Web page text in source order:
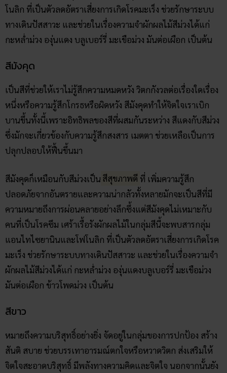
โนลิก ที่เป็นตัวลดอัตราเสี่ยงการเกิดโรคมะเร็ง ช่วยรักษาระบบ
ทางเดินปัสสาวะ และช่วยในเรื่องความจำผักผลไม้สีม่วงได้แก่
กะหล่ำม่วง องุ่นแดง บลูเบอร์รี่ มะเขือม่วง มันต่อเผือก เป็นต้น
สีมังคุด
เป็นสีที่ช่วยให้เราไม่รู้สึกความหมดหวัง วิตกกังวลต่อเรื่องใดเรื่อง
หนึ่งหรือความรู้สึกโกรธหรือผิดหวัง สีมังคุดทำให้จิตใจเราเบิก
บานขึ้นทั้งนี้เพราะอิทธิพลของสีที่ผสมกันระหว่าง สีแดงกับสีม่วง
ซึ่งมักจะเกี่ยวข้องกับความรู้สึกสงสาร เมตตา ช่วยเหลือเป็นการ
ปลุกปลอบให้ฟื้นขึ้นมา
สีมังคุดก็เหมือนกับสีม่วงเป็น สีสุขภาพดี ที่ เพิ่มความรู้สึก
ปลอดภัยจากอันตรายและความน่ากลัวทั้งหลายมักจะเป็นสีที่มี
ความหมายถึงการผ่อนคลายอย่างลึกซึ้งแต่สีมังคุดไม่เหมาะกับ
คนที่เป็นโรคซึม เศร้าเรื้อรังผักผลไม้ในกลุ่มสีนี้จะพบสารกลุ่ม
แอนไทไซยานินและโฟโนลิก ที่เป็นตัวลดอัตราเสี่ยงการเกิดโรค
มะเร็ง ช่วยรักษาระบบทางเดินปัสสาวะ และช่วยในเรื่องความจำ
ผักผลไม้สีม่วงได้แก่ กะหล่ำม่วง องุ่นแดงบลูเบอร์รี่ มะเขือม่วง
มันต่อเผือก ข้าวโพดม่วง เป็นต้น
สีขาว
หมายถึงความบริสุทธิ์อย่างยิ่ง จัดอยู่ในกลุ่มของการปกป้อง สร้าง
สันติ สบาย ช่วยบรรเทาอารมณ์ตกใจหรือหวาดวิตก ส่งเสริมให้
จิตใจสะอาดบริสุทธิ์ มีพลังทางความคิดและจิตใจ นอกจากนั้นยัง